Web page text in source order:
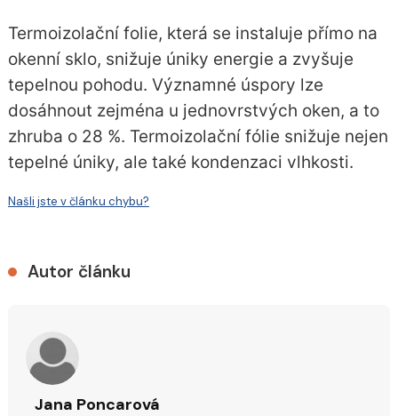
Termoizolační folie, která se instaluje přímo na
okenní sklo, snižuje úniky energie a zvyšuje
tepelnou pohodu. Významné úspory lze
dosáhnout zejména u jednovrstvých oken, a to
zhruba o 28 %. Termoizolační fólie snižuje nejen
tepelné úniky, ale také kondenzaci vlhkosti.
Našli jste v článku chybu?
Autor článku
Jana Poncarová